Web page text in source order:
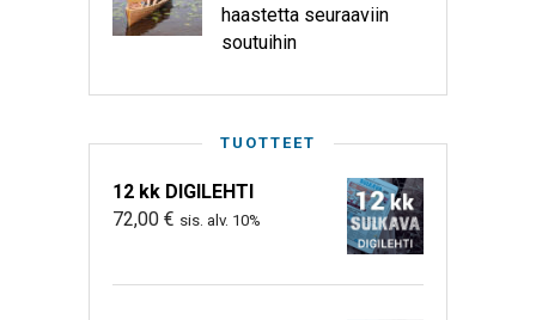
haastetta seuraaviin
soutuihin
TUOTTEET
12 kk DIGILEHTI
72,00 € sis. alv. 10%